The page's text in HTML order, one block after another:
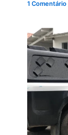
1 Comentário